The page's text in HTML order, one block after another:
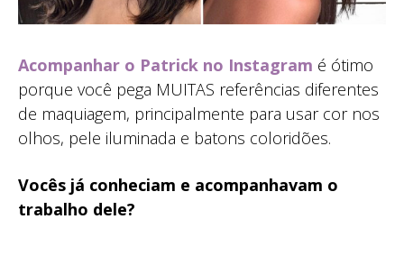
Acompanhar o Patrick no Instagram é ótimo
porque você pega MUITAS referências diferentes
de maquiagem, principalmente para usar cor nos
olhos, pele iluminada e batons coloridões.
Vocês já conheciam e acompanhavam o
trabalho dele?